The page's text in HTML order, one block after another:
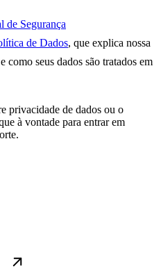
de Segurança
de Dados, que explica nossa
como seus dados são tratados em
privacidade de dados ou o
à vontade para entrar em